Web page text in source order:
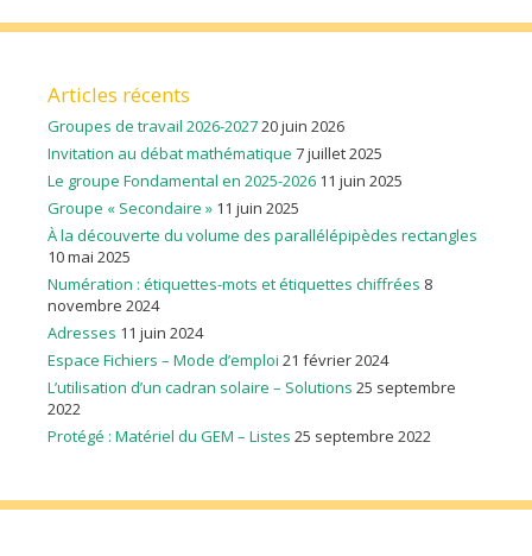
Articles récents
Groupes de travail 2026-202720 juin 2026
Invitation au débat mathématique 7 juillet 2025
Le groupe Fondamental en 2025-2026 11 juin 2025
Groupe « Secondaire » 11 juin 2025
À la découverte du volume des parallélépipèdes rectangles
10 mai 2025
Numération : étiquettes-mots et étiquettes chiffrées 8
novembre 2024
Adresses 11 juin 2024
Espace Fichiers – Mode d’emploi 21 février 2024
L’utilisation d’un cadran solaire – Solutions 25 septembre
2022
Protégé : Matériel du GEM – Listes 25 septembre 2022